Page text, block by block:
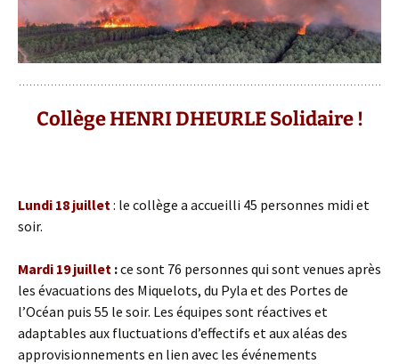
Collège HENRI DHEURLE Solidaire !
Lundi 18 juillet : le collège a accueilli 45 personnes midi et
soir.
Mardi 19 juillet :ce sont 76 personnes qui sont venues après
les évacuations des Miquelots, du Pyla et des Portes de
l’Océan puis 55 le soir. Les équipes sont réactives et
adaptables aux fluctuations d’effectifs et aux aléas des
approvisionnements en lien avec les événements